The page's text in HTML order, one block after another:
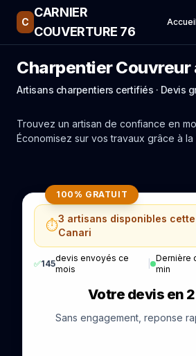
C
CARNIER
COUVERTURE 76
Accueil
Charpentier Couvreur
Artisans charpentiers certifiés · Devis
Trouvez un artisan de confiance en
Économisez sur vos travaux grâce à la
100% GRATUIT
⏱️3 artisans disponibles
Canari
✅145
devis envoyés ce
mois
Dernière
min
Votre devis en
Sans engagement, reponse